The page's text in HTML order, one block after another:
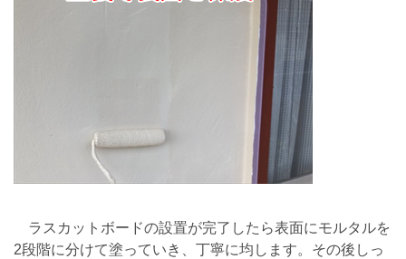
ラスカットボードの設置が完了したら表面にモルタルを
2段階に分けて塗っていき、丁寧に均します。その後しっ